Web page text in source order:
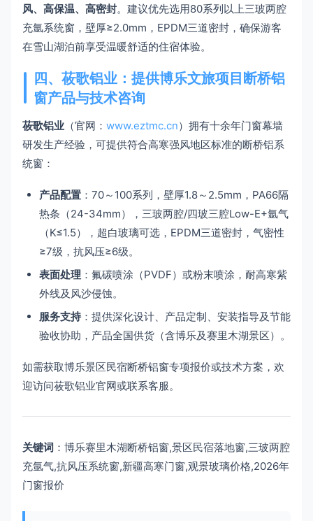
风、高保温、高密封。建议优先选用80系列以上三玻两腔
充氩系统窗，壁厚≥2.0mm，EPDM三道密封，确保游客
在雪山湖泊前享受温暖舒适的住宿体验。
四、莜歌铝业：提供博乐文旅项目断桥铝
窗产品与技术咨询
莜歌铝业 （官网： www.eztmc.cn）拥有十余年门窗幕墙
研发生产经验，可提供符合高寒强风地区标准的断桥铝系
统窗：
产品配置 ：70～100系列，壁厚1.8～2.5mm，PA66隔
热条（24-34mm），三玻两腔/四玻三腔Low-E+氩气
（K≤1.5），超白玻璃可选，EPDM三道密封，气密性
≥7级，抗风压≥6级。
表面处理 ：氟碳喷涂（PVDF）或粉末喷涂，耐高寒紫
外线及风沙侵蚀。
服务支持：提供深化设计、产品定制、安装指导及节能
验收协助，产品全国供货（含博乐及赛里木湖景区）。
如需获取博乐景区民宿断桥铝窗专项报价或技术方案，欢
迎访问莜歌铝业官网或联系客服。
关键词 ：博乐赛里木湖断桥铝窗,景区民宿落地窗,三玻两腔
充氩气,抗风压系统窗,新疆高寒门窗,观景玻璃价格,2026年
门窗报价